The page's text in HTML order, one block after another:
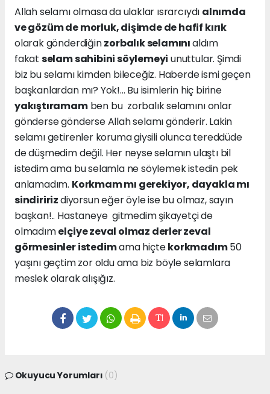
Allah selamı olmasa da ulaklar ısrarcıydı alnımda
ve gözüm de morluk, dişimde de hafif kırık
olarak gönderdiğinzorbalık selamınıaldım
fakat selam sahibini söylemeyi unuttular. Şimdi
biz bu selamı kimden bileceğiz. Haberde ismi geçen
başkanlardan mı? Yok!... Bu isimlerin hiç birine
yakıştıramamben bu zorbalık selamını onlar
gönderse gönderse Allah selamı gönderir. Lakin
selamı getirenler koruma giysili olunca tereddüde
de düşmedim değil. Her neyse selamın ulaştı bil
istedim ama bu selamla ne söylemek istedin pek
anlamadım. Korkmam mı gerekiyor, dayakla mı
sindiririzdiyorsun eğer öyle ise bu olmaz, sayın
başkan!.. Hastaneye gitmedim şikayetçi de
olmadımelçiye zeval olmaz derler zeval
görmesinler istedimama hiçtekorkmadım50
yaşını geçtim zor oldu ama biz böyle selamlara
meslek olarak alışığız.
Okuyucu Yorumları (0)